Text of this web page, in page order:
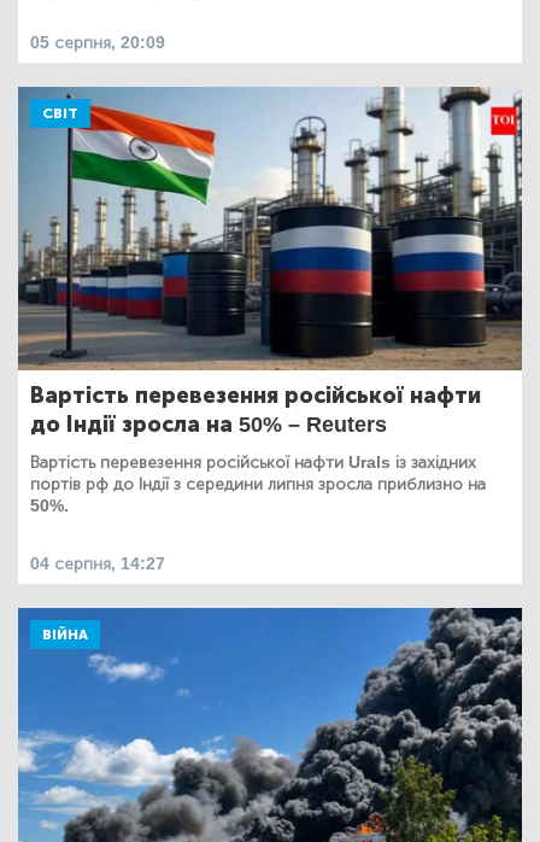
05 серпня, 20:09
СВІТ
Вартість перевезення російської нафти
до Індії зросла на 50% – Reuters
Вартість перевезення російської нафти Urals із західних
портів рф до Індії з середини липня зросла приблизно на
50%.
04 серпня, 14:27
ВІЙНА